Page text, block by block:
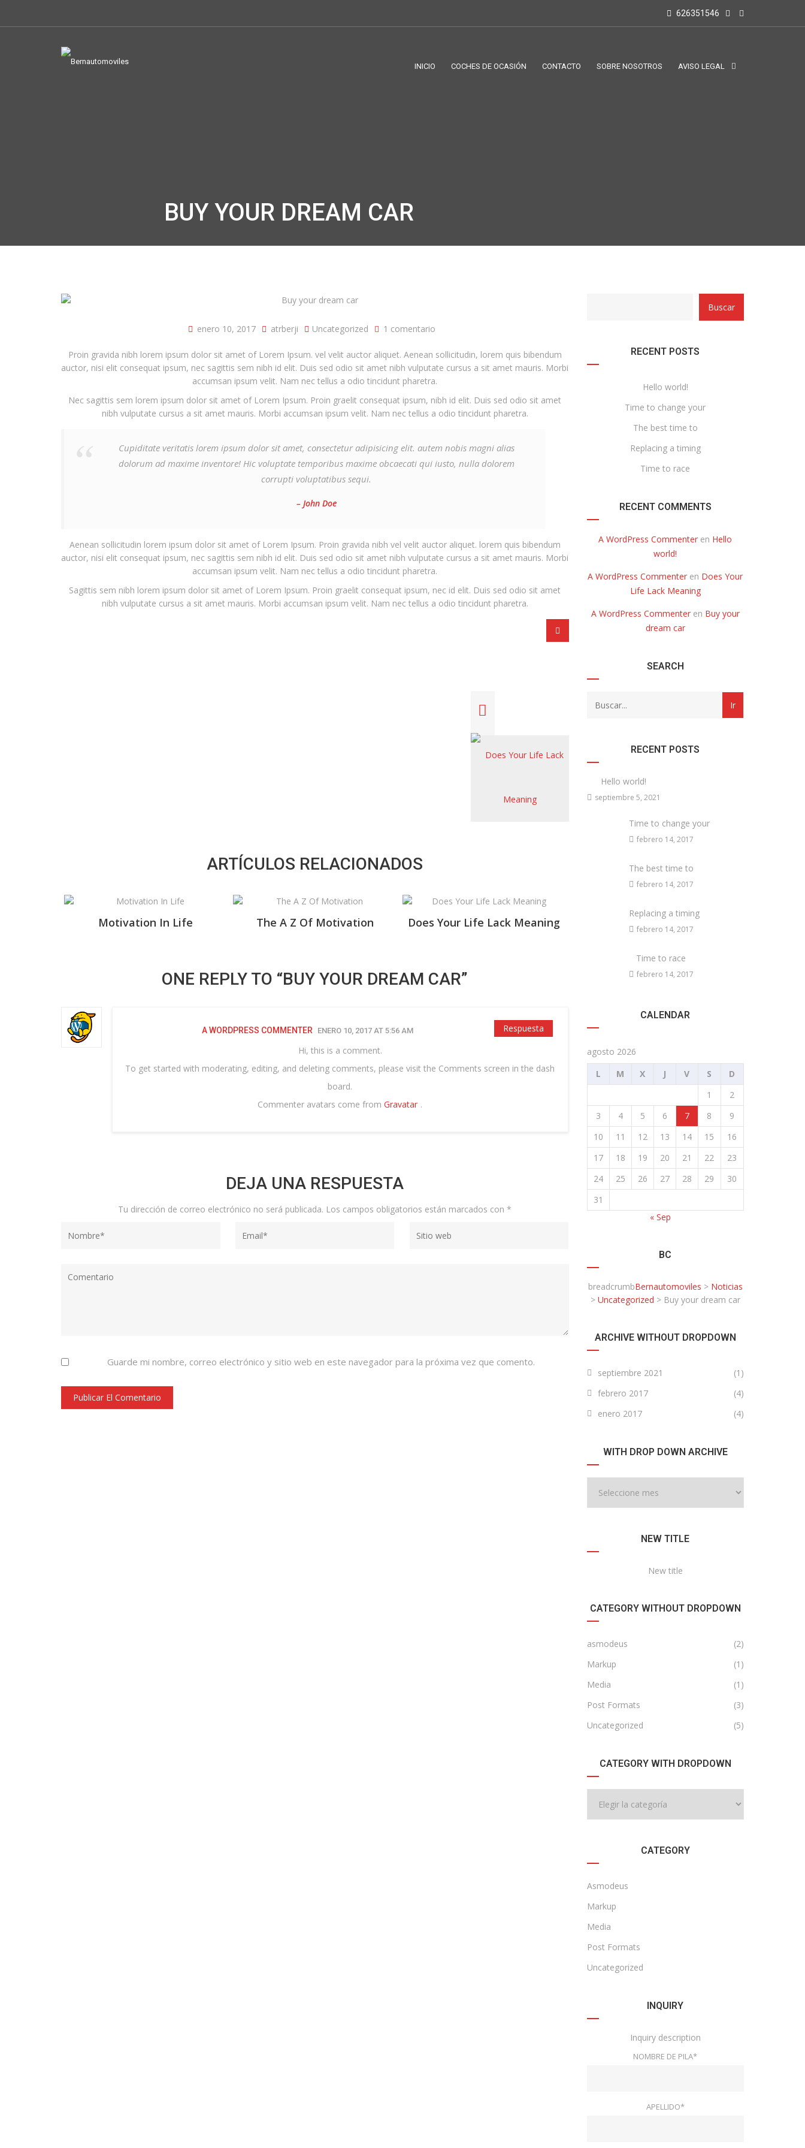
626351546
INICIO COCHES DE OCASIÓN CONTACTO SOBRE NOSOTROS AVISO LEGAL
BUY YOUR DREAM CAR
enero 10, 2017 atrberji Uncategorized 1 comentario
Proin gravida nibh lorem ipsum dolor sit amet of Lorem Ipsum. vel velit auctor aliquet. Aenean sollicitudin, lorem quis bibendum
auctor, nisi elit consequat ipsum, nec sagittis sem nibh id elit. Duis sed odio sit amet nibh vulputate cursus a sit amet mauris. Morbi
accumsan ipsum velit. Nam nec tellus a odio tincidunt pharetra.
Nec sagittis sem lorem ipsum dolor sit amet of Lorem Ipsum. Proin graelit consequat ipsum, nibh id elit. Duis sed odio sit amet
nibh vulputate cursus a sit amet mauris. Morbi accumsan ipsum velit. Nam nec tellus a odio tincidunt pharetra.
Cupiditate veritatis lorem ipsum dolor sit amet, consectetur adipisicing elit. autem nobis magni alias
dolorum ad maxime inventore! Hic voluptate temporibus maxime obcaecati qui iusto, nulla dolorem
corrupti voluptatibus sequi.
– John Doe
Aenean sollicitudin lorem ipsum dolor sit amet of Lorem Ipsum. Proin gravida nibh vel velit auctor aliquet. lorem quis bibendum
auctor, nisi elit consequat ipsum, nec sagittis sem nibh id elit. Duis sed odio sit amet nibh vulputate cursus a sit amet mauris. Morbi
accumsan ipsum velit. Nam nec tellus a odio tincidunt pharetra.
Sagittis sem nibh lorem ipsum dolor sit amet of Lorem Ipsum. Proin graelit consequat ipsum, nec id elit. Duis sed odio sit amet
nibh vulputate cursus a sit amet mauris. Morbi accumsan ipsum velit. Nam nec tellus a odio tincidunt pharetra.
ARTÍCULOS RELACIONADOS
Motivation In Life The A Z Of Motivation Does Your Life Lack Meaning
ONE REPLY TO “BUY YOUR DREAM CAR”
A WORDPRESS COMMENTER ENERO 10, 2017 AT 5:56 AM
Respuesta
Hi, this is a comment.
To get started with moderating, editing, and deleting comments, please visit the Comments screen in the dash
board.
Commenter avatars come fromGravatar .
DEJA UNA RESPUESTA
Tu dirección de correo electrónico no será publicada. Los campos obligatorios están marcados con*
Guarde mi nombre, correo electrónico y sitio web en este navegador para la próxima vez que comento.
Buscar
RECENT POSTS
Hello world!
Time to change your
The best time to
Replacing a timing
Time to race
RECENT COMMENTS
A WordPress Commenter en Hello
world!
A WordPress Commenter en Does Your
Life Lack Meaning
A WordPress Commenteren Buy your
dream car
SEARCH
RECENT POSTS
Hello world!
septiembre 5, 2021
Time to change your
febrero 14, 2017
The best time to
febrero 14, 2017
Replacing a timing
febrero 14, 2017
Time to race
febrero 14, 2017
CALENDAR
agosto 2026
L
M X J V S
D
1
2
3
4 5 6 7 8
9
10
11 12 13 14 15
16
17
18 19 20 21 22
23
24
25 26 27 28 29
30
31
« Sep
BC
breadcrumbBernautomoviles > Noticias
> Uncategorized > Buy your dream car
ARCHIVE WITHOUT DROPDOWN
septiembre 2021
(1)
febrero 2017
(4)
enero 2017
(4)
WITH DROP DOWN ARCHIVE
NEW TITLE
New title
CATEGORY WITHOUT DROPDOWN
asmodeus
(2)
Markup
(1)
Media
(1)
Post Formats
(3)
Uncategorized
(5)
CATEGORY WITH DROPDOWN
CATEGORY
Asmodeus
Markup
Media
Post Formats
Uncategorized
INQUIRY
Inquiry description
NOMBRE DE PILA*
APELLIDO*